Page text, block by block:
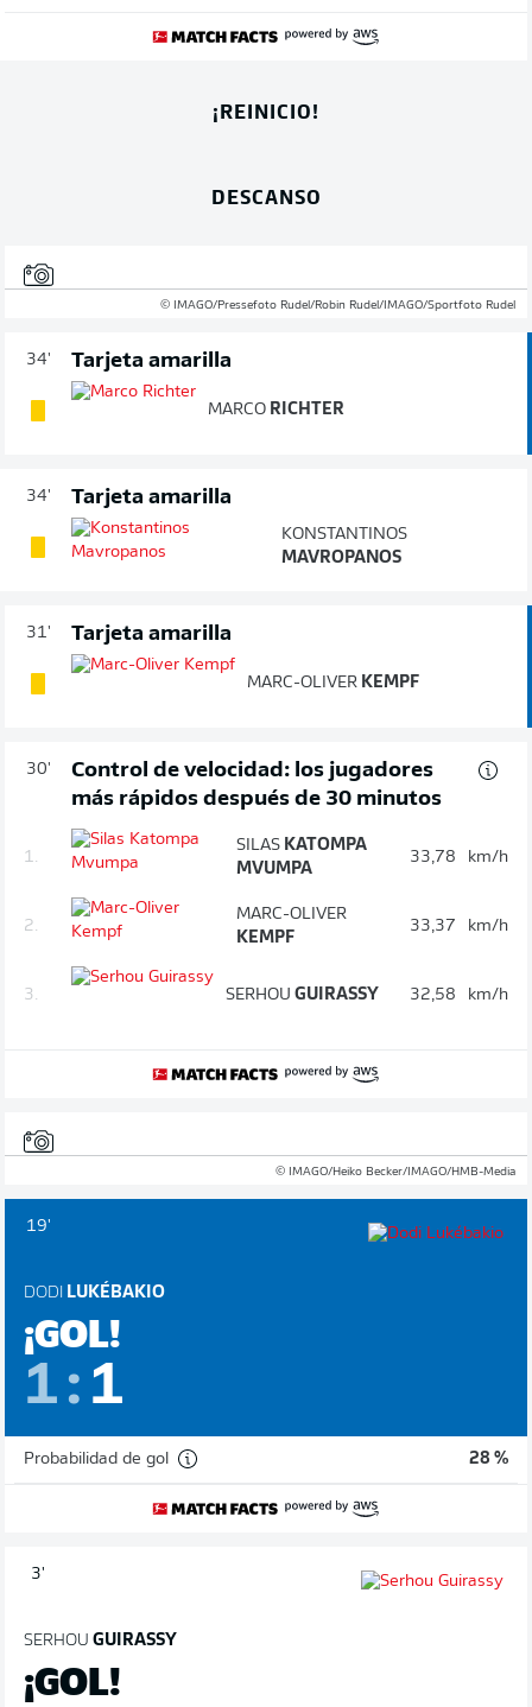
¡REINICIO!
DESCANSO
© IMAGO/Pressefoto Rudel/Robin Rudel/IMAGO/Sportfoto Rudel
34' Tarjeta amarilla
MARCO RICHTER
34' Tarjeta amarilla
KONSTANTINOS
MAVROPANOS
31' Tarjeta amarilla
MARC-OLIVER KEMPF
30'
Control de velocidad: los jugadores
más rápidos después de 30 minutos
1.
SILAS KATOMPA
MVUMPA
33,78 km/h
2.
MARC-OLIVER
KEMPF
33,37 km/h
3. SERHOU GUIRASSY 32,58 km/h
© IMAGO/Heiko Becker/IMAGO/HMB-Media
19'
DODI LUKÉBAKIO
¡GOL!
1: 1
Probabilidad de gol 28 %
3'
SERHOU GUIRASSY
¡GOL!